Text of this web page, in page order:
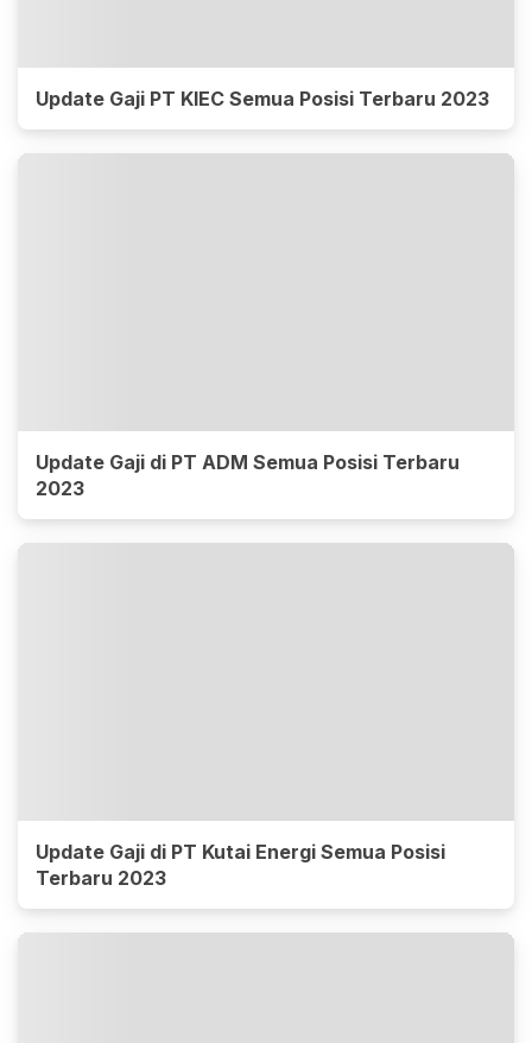
Update Gaji PT KIEC Semua Posisi Terbaru 2023
Update Gaji di PT ADM Semua Posisi Terbaru
2023
Update Gaji di PT Kutai Energi Semua Posisi
Terbaru 2023